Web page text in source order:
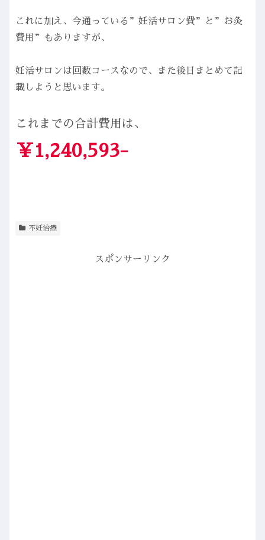
これに加え、今通っている”妊活サロン費”と”お灸
費用”もありますが、
妊活サロンは回数コースなので、また後日まとめて記
載しようと思います。
これまでの合計費用は、
￥1,240,593-
不妊治療
スポンサーリンク